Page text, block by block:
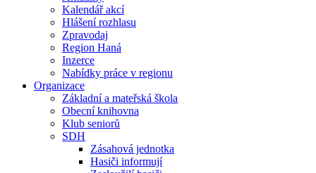
Kalendář akcí
Hlášení rozhlasu
Zpravodaj
Region Haná
Inzerce
Nabídky práce v regionu
Organizace
Základní a mateřská škola
Obecní knihovna
Klub seniorů
SDH
Zásahová jednotka
Hasiči informují